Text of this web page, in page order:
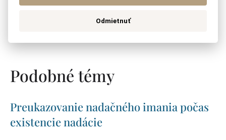
SDÍLEJTE NA:
Podobné témy
Preukazovanie nadačného imania počas
existencie nadácie
Odmietnuť